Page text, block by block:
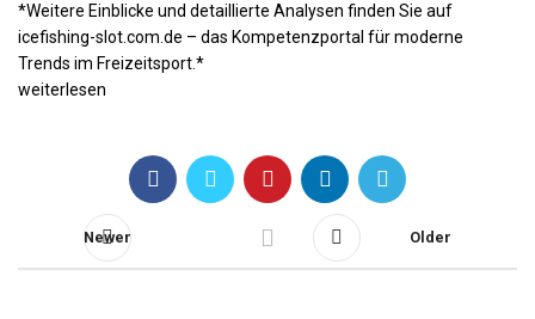
*Weitere Einblicke und detaillierte Analysen finden Sie auf
icefishing-slot.com.de – das Kompetenzportal für moderne
Trends im Freizeitsport.*
weiterlesen
Newer Older